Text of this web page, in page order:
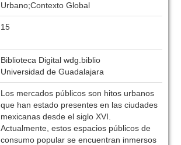
Urbano;Contexto Global
15
Biblioteca Digital wdg.biblio
Universidad de Guadalajara
Los mercados públicos son hitos urbanos
que han estado presentes en las ciudades
mexicanas desde el siglo XVI.
Actualmente, estos espacios públicos de
consumo popular se encuentran inmersos